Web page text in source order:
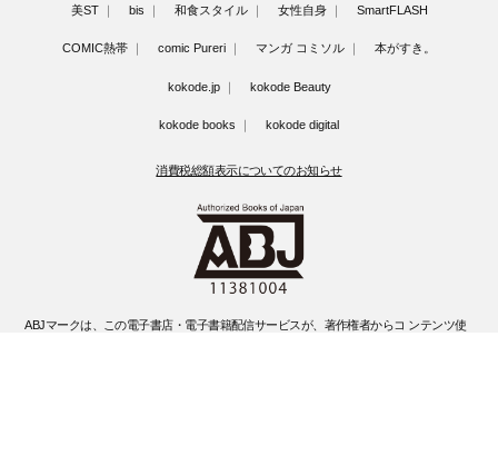
美ST bis 和食スタイル 女性自身 SmartFLASH
COMIC熱帯 comic Pureri マンガ コミソル 本がすき。
kokode.jp kokode Beauty
kokode books kokode digital
消費税総額表示についてのお知らせ
ABJマークは、この電子書店・電子書籍配信サービスが、著作権者からコ ンテンツ使